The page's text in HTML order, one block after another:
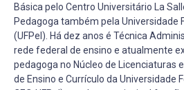
Básica pelo Centro Universitário La
Pedagoga também pela Universidade
(UFPel). Há dez anos é Técnica
rede federal de ensino e atualmente
pedagoga no Núcleo de Licenciaturas
de Ensino e Currículo da Universidade